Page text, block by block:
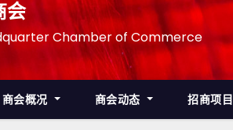
会
Chamber of Commerce
商会概况 商会动态 招商项目